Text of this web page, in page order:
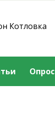
Котловка
Опрос